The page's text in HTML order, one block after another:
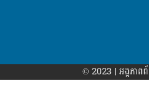
© 2023 | អង្គភាព​